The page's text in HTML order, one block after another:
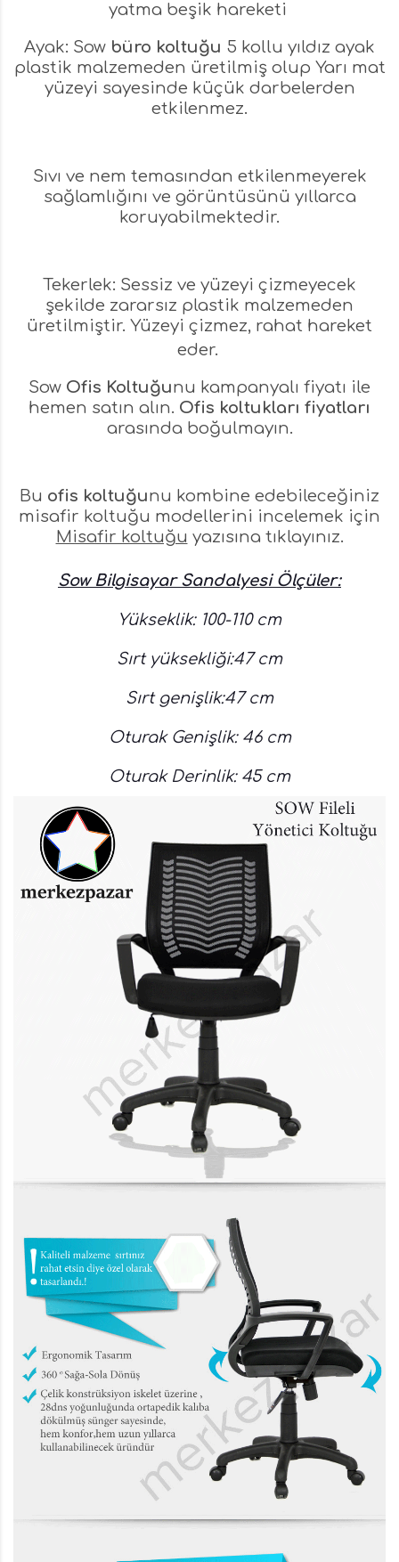
yatma beşik hareketi
Ayak: Sow büro koltuğu 5 kollu yıldız ayak
plastik malzemeden üretilmiş olup Yarı mat
yüzeyi sayesinde küçük darbelerden
etkilenmez.
Sıvı ve nem temasından etkilenmeyerek
sağlamlığını ve görüntüsünü yıllarca
koruyabilmektedir.
Tekerlek: Sessiz ve yüzeyi çizmeyecek
şekilde zararsız plastik malzemeden
üretilmiştir. Yüzeyi çizmez, rahat hareket
eder.
Sow Ofis Koltuğunu kampanyalı fiyatı ile
hemen satın alın. Ofis koltukları fiyatları
arasında boğulmayın.
Bu ofis koltuğunu kombine edebileceğiniz
misafir koltuğu modellerini incelemek için
Misafir koltuğu yazısına tıklayınız.
Sow Bilgisayar Sandalyesi Ölçüler:
Yükseklik: 100-110 cm
Sırt yüksekliği:47 cm
Sırt genişlik:47 cm
Oturak Genişlik: 46 cm
Oturak Derinlik: 45 cm